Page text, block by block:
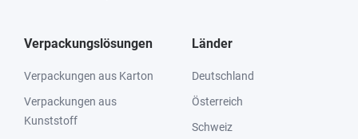
Verpackungslösungen
Verpackungen aus Karton
Verpackungen aus
Kunststoff
Länder
Deutschland
Österreich
Schweiz